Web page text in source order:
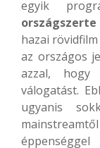
egyik
országszerte
hazai
az országos
azzal,
válogatást.
ugyanis